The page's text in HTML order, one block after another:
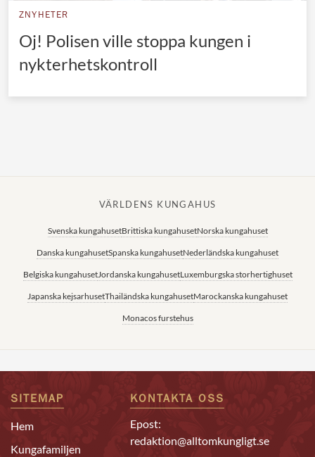
ZNYHETER
Oj! Polisen ville stoppa kungen i
nykterhetskontroll
VÄRLDENS KUNGAHUS
Svenska kungahusetBrittiska kungahusetNorska kungahuset
Danska kungahusetSpanska kungahusetNederländska kungahuset
Belgiska kungahusetJordanska kungahusetLuxemburgska storhertighuset
Japanska kejsarhusetThailändska kungahusetMarockanska kungahuset
Monacos furstehus
SITEMAP
Hem
Kungafamiljen
KONTAKTA OSS
Epost:
redaktion@alltomkungligt.se